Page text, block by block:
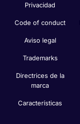
Privacidad
Code of conduct
Aviso legal
Trademarks
Directrices de la
marca
Características